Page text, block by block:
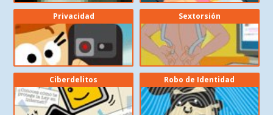
Privacidad Sextorsión
Ciberdelitos Robo de Identidad